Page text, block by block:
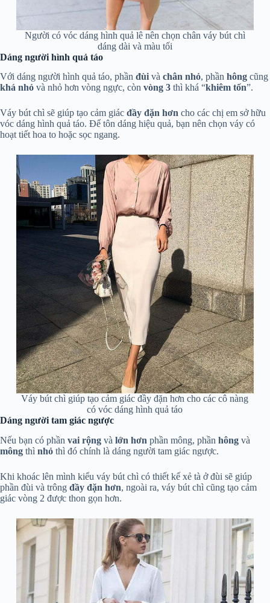
Người có vóc dáng hình quả lê nên chọn chân váy bút chì
dáng dài và màu tối
Dáng người hình quả táo
Với dáng người hình quả táo, phần đùi và chân nhỏ, phần hông cũng
khá nhỏ và nhỏ hơn vòng ngực, còn vòng 3 thì khá “khiêm tốn”.
Váy bút chì sẽ giúp tạo cảm giác đầy đặn hơn cho các chị em sở hữu
vóc dáng hình quả táo. Để tôn dáng hiệu quả, bạn nên chọn váy có
hoạt tiết hoa to hoặc sọc ngang.
Váy bút chì giúp tạo cảm giác đầy đặn hơn cho các cô nàng
có vóc dáng hình quả táo
Dáng người tam giác ngược
Nếu bạn có phần vai rộng và lớn hơn phần mông, phần hông và
mông thì nhỏ thì đó chính là dáng người tam giác ngược.
Khi khoác lên mình kiểu váy bút chì có thiết kế xẻ tà ở đùi sẽ giúp
phần đùi và trông đầy đặn hơn, ngoài ra, váy bút chì cũng tạo cảm
giác vòng 2 được thon gọn hơn.